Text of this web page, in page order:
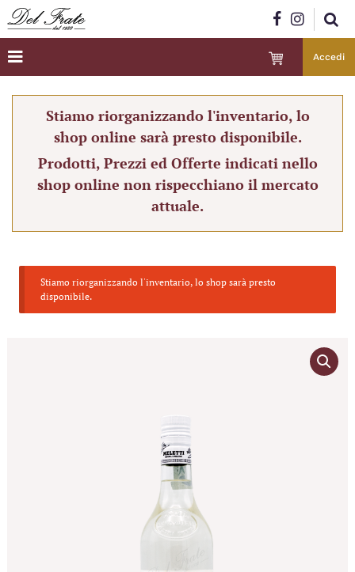
Accedi
Stiamo riorganizzando l'inventario, lo
shop online sarà presto disponibile.
Prodotti, Prezzi ed Offerte indicati nello
shop online non rispecchiano il mercato
attuale.
Stiamo riorganizzando l'inventario, lo shop sarà presto
disponibile.